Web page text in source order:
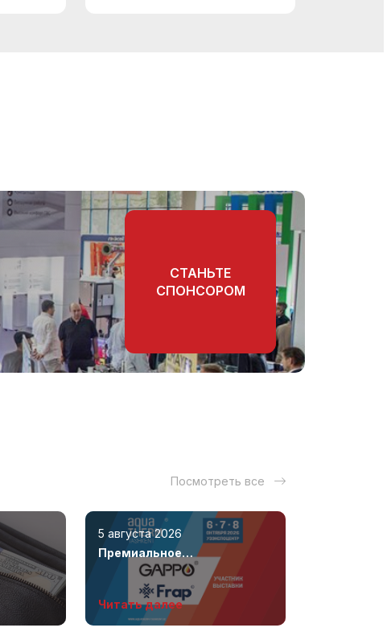
СТАНЬТЕ
СПОНСОРОМ
Посмотреть все
5 августа 2026
Премиальное
сантехническое
оборудование полного
цикла от бренда №1 в СНГ!
Читать далее